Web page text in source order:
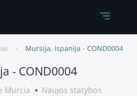
Mursija, Ispanija - COND0004
- COND0004
Murcia Naujos statybos